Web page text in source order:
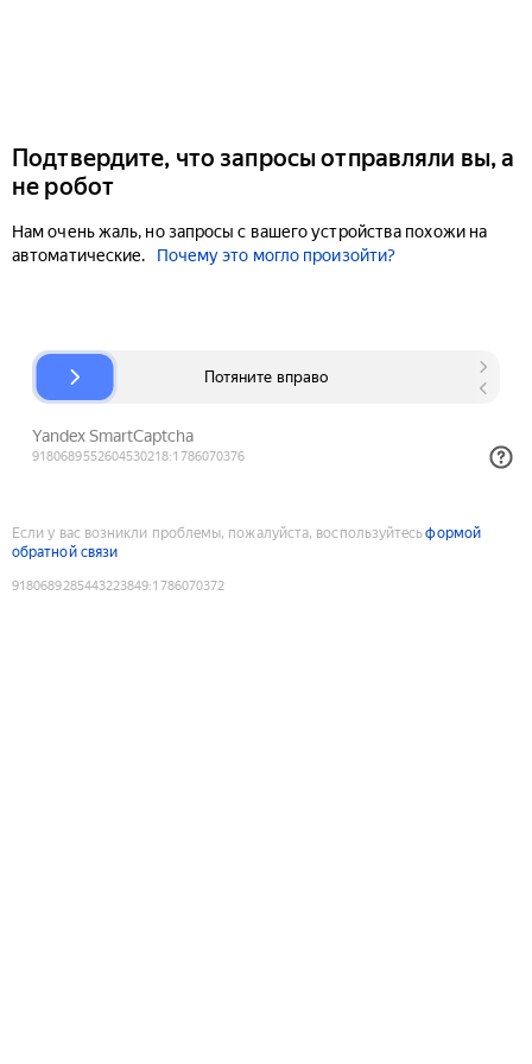
Подтвердите, что запросы отправляли вы, а
не робот
Нам очень жаль, но запросы с вашего устройства похожи на
автоматические.
Почему это могло произойти?
Если у вас возникли проблемы, пожалуйста, воспользуйтесьформой
обратной связи
9180689285443223849:1786070372